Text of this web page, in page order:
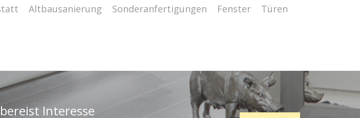
Altbausanierung Sonderanfertigungen Fenster
Türen
Interesse